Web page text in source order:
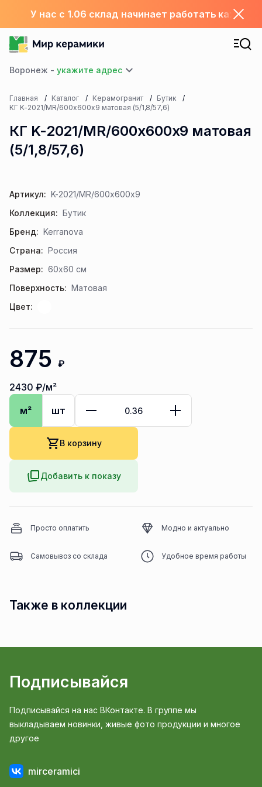
У нас с 1.06 склад начинает работать каждый
Воронеж -
Главная Каталог Керамогранит
Бутик
КГ K-2021/MR/600х600х9 матовая (5/1,8/57,6)
КГ K-2021/MR/600х600х9 матовая
(5/1,8/57,6)
Артикул: K-2021/MR/600x600x9
Коллекция: Бутик
Бренд: Kerranova
Страна: Россия
Размер: 60x60 см
Поверхность: Матовая
Цвет:
875 ₽
2430 ₽/м²
м²
шт
В корзину
Добавить к показу
Просто оплатить Модно и актуально
Самовывоз со склада Удобное время работы
Также в коллекции
Подписывайся
Подписывайся на нас ВКонтакте. В группе мы
выкладываем новинки, живые фото продукции и многое
другое
mirceramici